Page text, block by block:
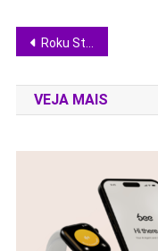
Navegação
de
Post
Roku Streaming Stick 2025 em oferta: transforme qualquer TV em Smart por menos de R$ 200
VEJA MAIS